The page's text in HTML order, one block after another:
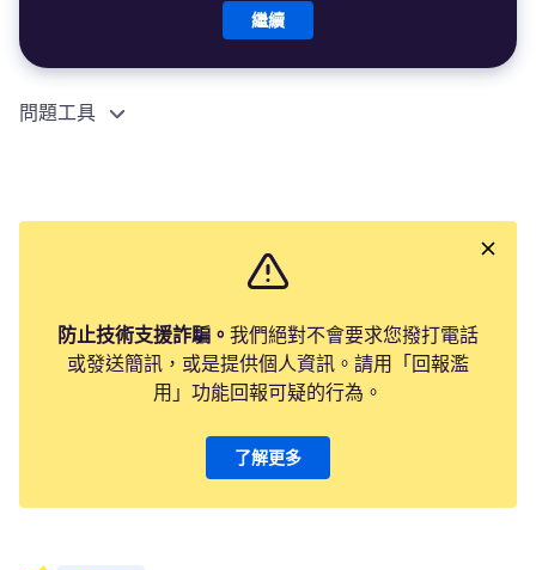
繼續
問題工具
防止技術支援詐騙。 我們絕對不會要求您撥打電話
或發送簡訊，或是提供個人資訊。請用「回報濫
用」功能回報可疑的行為。
了解更多